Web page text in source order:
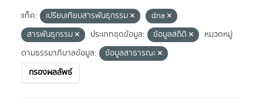
แท็ค: เปรียบเทียบสารพันธุกรรม
dna
สารพันธุกรรม
ประเภทชุดข้อมูล: ข้อมูลสถิติ
หมวดหมู่
ตามธรรมาภิบาลข้อมูล:
ข้อมูลสาธารณะ
กรองผลลัพธ์